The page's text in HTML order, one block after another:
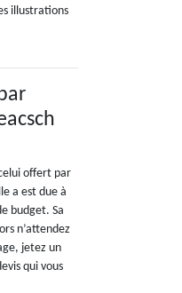
illustrations
offert par
a est due à
budget. Sa
n’attendez
jetez un
qui vous